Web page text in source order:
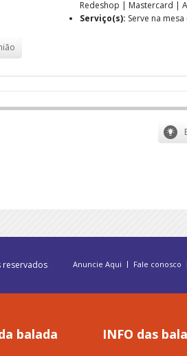
Redeshop | Mastercard |
Serviço(s): Serve na mesa
reservados Anuncie Aqui Fale conosco
balada INFO das